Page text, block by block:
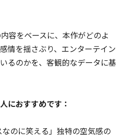
容をベースに、本作がどのよ
情を揺さぶり、エンターテイン
るのかを、客観的なデータに基
におすすめです：
のに笑える」独特の空気感の